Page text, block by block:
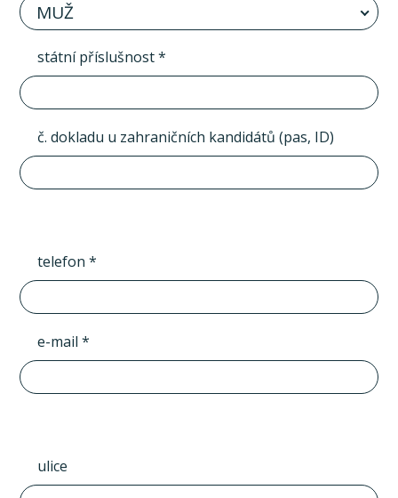
MUŽ
státní příslušnost *
č. dokladu u zahraničních kandidátů (pas, ID)
telefon *
e-mail *
ulice